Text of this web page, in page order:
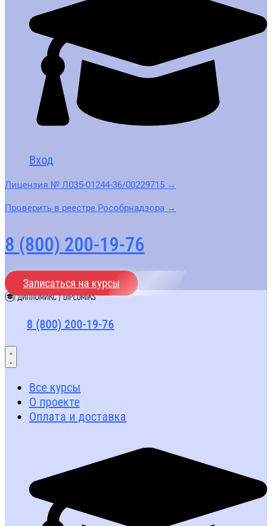
Вход
Лицензия № Л035-01244-36/00229715 →
Проверить в реестре Рособрнадзора →
8 (800) 200-19-76
Записаться на курсы
8 (800) 200-19-76
Все курсы
О проекте
Оплата и доставка